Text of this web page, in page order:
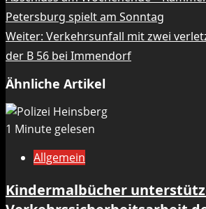
Petersburg spielt am Sonntag
Weiter: Verkehrsunfall mit zwei
der B 56 bei Immendorf
Ähnliche Artikel
1 Minute gelesen
Allgemein
Kindermalbücher